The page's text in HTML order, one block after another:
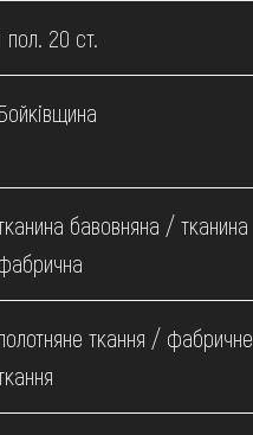
І пол. 20 ст.
Бойківщина
бавовняна / тканина
ткання / фабричне